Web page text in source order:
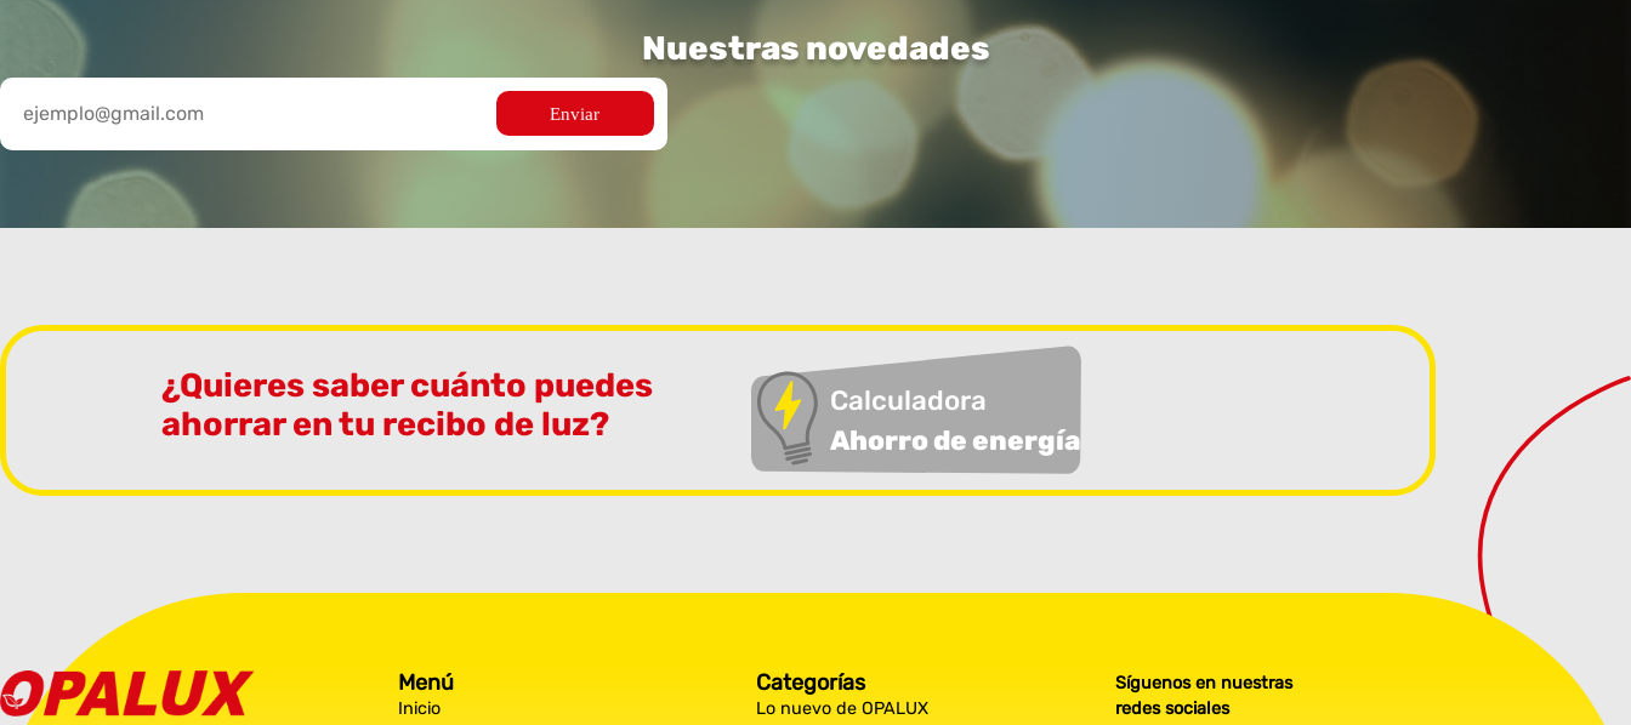
Nuestras novedades
¿Quieres saber cuánto puedes
ahorrar en tu recibo de luz?
Calculadora
Ahorro de energía
Menú
Inicio
Categorías
Lo nuevo de OPALUX
Síguenos en nuestras
redes sociales